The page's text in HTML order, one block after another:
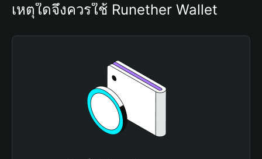
เหตุใดจึงควรใช้ Runether Wallet